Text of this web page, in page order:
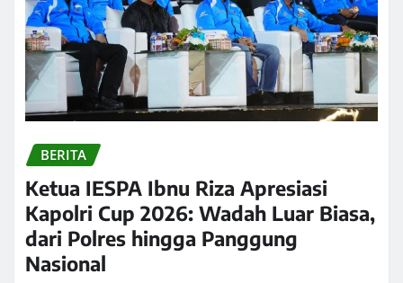
BERITA
Ketua IESPA Ibnu Riza Apresiasi
Kapolri Cup 2026: Wadah Luar Biasa,
dari Polres hingga Panggung
Nasional